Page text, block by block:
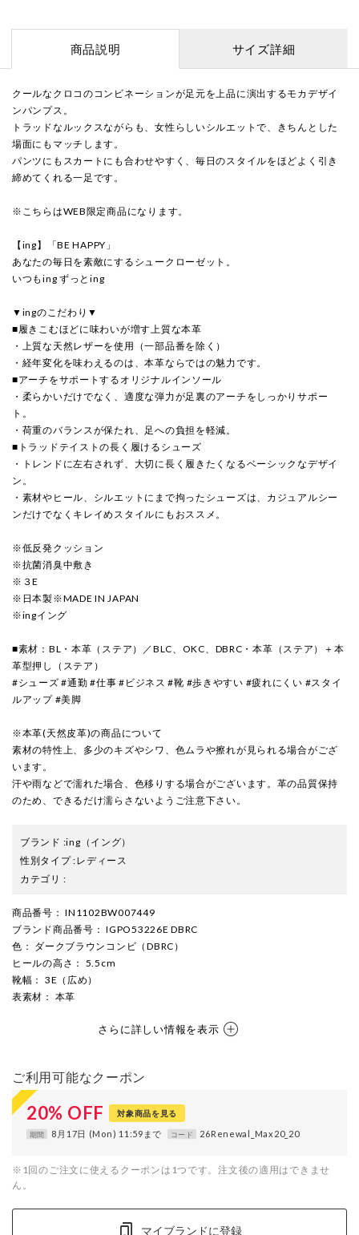
商品説明 サイズ詳細
クールなクロコのコンビネーションが足元を上品に演出するモカデザイ
ンパンプス。
トラッドなルックスながらも、女性らしいシルエットで、きちんとした
場面にもマッチします。
パンツにもスカートにも合わせやすく、毎日のスタイルをほどよく引き
締めてくれる一足です。
※こちらはWEB限定商品になります。
【ing】「BE HAPPY」
あなたの毎日を素敵にするシュークローゼット。
いつもing ずっとing
▼ingのこだわり▼
■履きこむほどに味わいが増す上質な本革
・上質な天然レザーを使用（一部品番を除く）
・経年変化を味わえるのは、本革ならではの魅力です。
■アーチをサポートするオリジナルインソール
・柔らかいだけでなく、適度な弾力が足裏のアーチをしっかりサポー
ト。
・荷重のバランスが保たれ、足への負担を軽減。
■トラッドテイストの長く履けるシューズ
・トレンドに左右されず、大切に長く履きたくなるベーシックなデザイ
ン。
・素材やヒール、シルエットにまで拘ったシューズは、カジュアルシー
ンだけでなくキレイめスタイルにもおススメ。
※低反発クッション
※抗菌消臭中敷き
※３E
※日本製※MADE IN JAPAN
※ingイング
■素材：BL・本革（ステア）／BLC、OKC、DBRC・本革（ステア）＋本
革型押し（ステア）
#シューズ #通勤 #仕事 #ビジネス #靴 #歩きやすい #疲れにくい #スタイ
ルアップ #美脚
※本革(天然皮革)の商品について
素材の特性上、多少のキズやシワ、色ムラや擦れが見られる場合がござ
います。
汗や雨などで濡れた場合、色移りする場合がございます。革の品質保持
のため、できるだけ濡らさないようご注意下さい。
ブランド :ing （イング）
性別タイプ:レディース
カテゴリ :
商品番号 ： IN1102BW007449
ブランド商品番号 ： IGPO53226E DBRC
色 ： ダークブラウンコンビ（DBRC）
ヒールの高さ ： 5.5cm
靴幅 ： 3E（広め）
表素材 ： 本革
さらに詳しい情報を表示
ご利用可能なクーポン
20% OFF 対象商品を見る
期間 8月17日 (Mon) 11:59まで コード 26Renewal_Max20_20
※1回のご注文に使えるクーポンは1つです。注文後の適用はできませ
ん。
マイブランドに登録